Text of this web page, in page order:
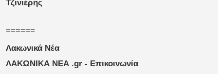
Τζινιέρης
======
Λακωνικά Νέα
ΛΑΚΩΝΙΚΑ ΝΕΑ .gr - Επικοινωνία